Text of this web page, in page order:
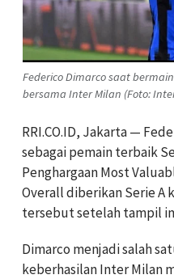
Federico Dimarco saat
bersama Inter Milan (Foto:
RRI.CO.ID, Jakarta —
sebagai pemain terbaik
Penghargaan Most
Overall diberikan Serie A
tersebut setelah tampil
Dimarco menjadi salah
keberhasilan Inter Milan